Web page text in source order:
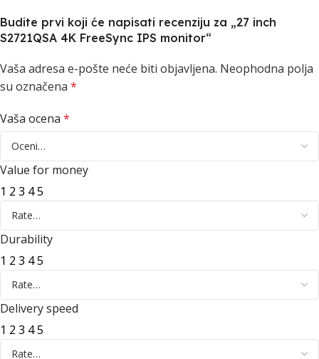
Budite prvi koji će napisati recenziju za „27 inch
S2721QSA 4K FreeSync IPS monitor“
Vaša adresa e-pošte neće biti objavljena. Neophodna polja
su označena *
Vaša ocena *
Value for money
1 2 3 45
Durability
1 2 3 45
Delivery speed
1 2 3 45